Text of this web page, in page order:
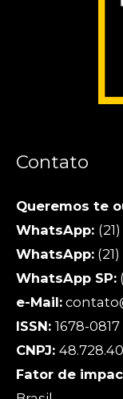
Contato
Queremos te
WhatsApp:
WhatsApp:
WhatsApp SP:
e-Mail:
ISSN: 1678-0817
CNPJ:
Fator de